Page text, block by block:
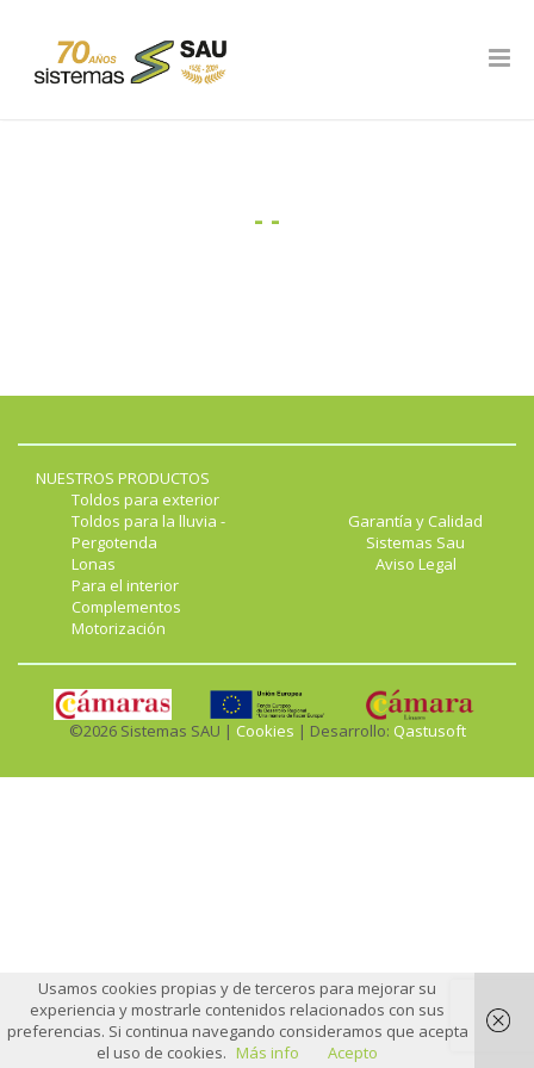
NUESTROS PRODUCTOS
Toldos para exterior
Toldos para la lluvia -
Pergotenda
Lonas
Para el interior
Complementos
Motorización
Garantía y Calidad
Sistemas Sau
Aviso Legal
©2026 Sistemas SAU | Cookies | Desarrollo: Qastusoft
Usamos cookies propias y de terceros para mejorar su
experiencia y mostrarle contenidos relacionados con sus
preferencias. Si continua navegando consideramos que acepta
el uso de cookies. Más info Acepto